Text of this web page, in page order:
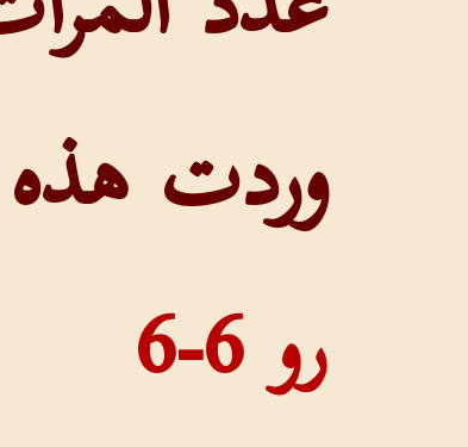
وردت
رو 6-6